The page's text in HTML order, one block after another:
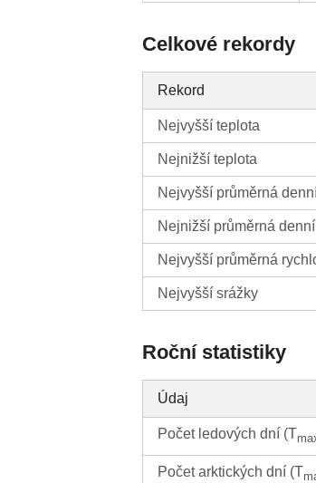
Celkové rekordy
Rekord
Nejvyšší teplota
Nejnižší teplota
Nejvyšší průměrná
Nejnižší průměrná
Nejvyšší průměrná
Nejvyšší srážky
Roční statistiky
Údaj
Počet ledových dní (T
Počet arktických dní (T